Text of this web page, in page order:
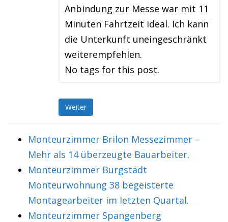
Anbindung zur Messe war mit 11
Minuten Fahrtzeit ideal. Ich kann
die Unterkunft uneingeschränkt
weiterempfehlen.
No tags for this post.
Weiter
Monteurzimmer Brilon Messezimmer –
Mehr als 14 überzeugte Bauarbeiter.
Monteurzimmer Burgstädt
Monteurwohnung 38 begeisterte
Montagearbeiter im letzten Quartal.
Monteurzimmer Spangenberg